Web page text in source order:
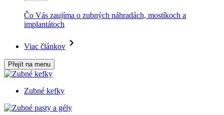
Čo Vás zaujíma o zubných náhradách, mostíkoch a
implantátoch
Viac článkov
Přejít na menu
Zubné kefky